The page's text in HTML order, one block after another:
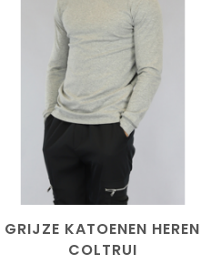
GRIJZE KATOENEN HEREN
COLTRUI